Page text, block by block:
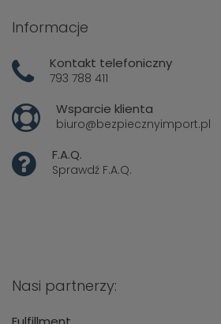
Informacje
Kontakt telefoniczny
793 788 411
Wsparcie klienta
biuro@bezpiecznyimport.pl
F.A.Q.
Sprawdź F.A.Q.
Nasi partnerzy: